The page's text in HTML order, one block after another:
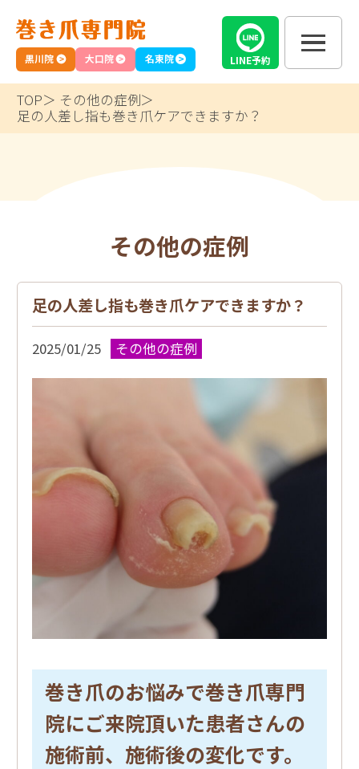
名東院
黒川院 大口院 LINE予約
TOP
その他の症例
足の人差し指も巻き爪ケアできますか？
その他の症例
足の人差し指も巻き爪ケアできますか？
2025/01/25 その他の症例
巻き爪のお悩みで巻き爪専門
院にご来院頂いた患者さんの
施術前、施術後の変化です。